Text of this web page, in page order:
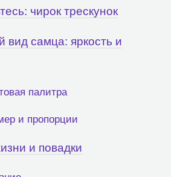
чирок трескунок
вид самца: яркость и
палитра
и пропорции
и повадки